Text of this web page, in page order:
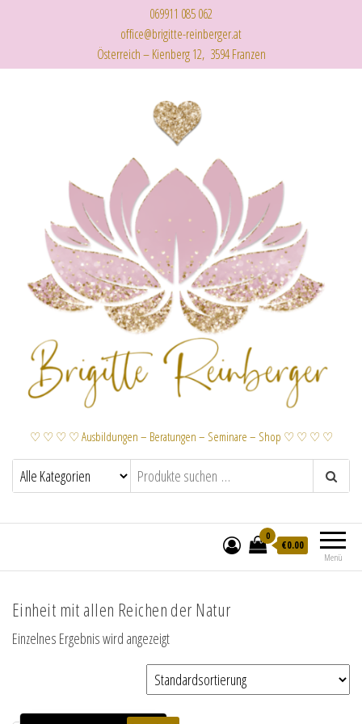
069911 085 062
office@brigitte-reinberger.at
Österreich – Kienberg 12, 3594 Franzen
♡ ♡ ♡ ♡ Ausbildungen – Beratungen – Seminare – Shop ♡ ♡ ♡ ♡
Menü
0
€0.00
Einheit mit allen Reichen der Natur
Einzelnes Ergebnis wird angezeigt